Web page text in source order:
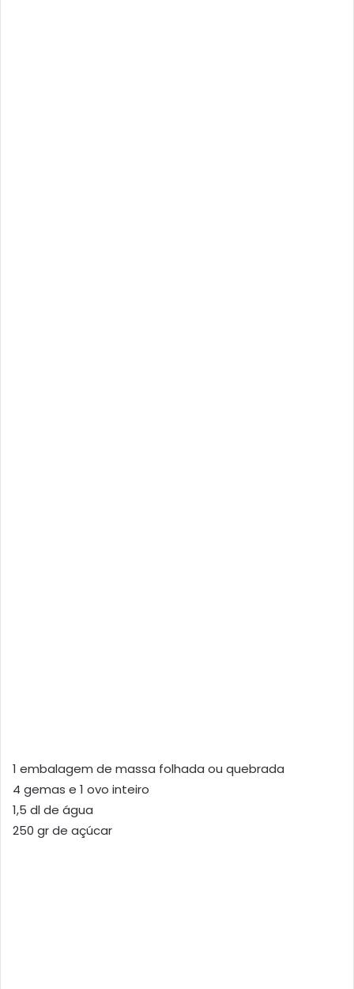
1 embalagem de massa folhada ou quebrada
4 gemas e 1 ovo inteiro
1,5 dl de água
250 gr de açúcar